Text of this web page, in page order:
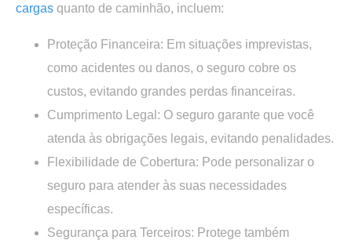
cargas quanto de caminhão, incluem:
Proteção Financeira: Em situações imprevistas,
como acidentes ou danos, o seguro cobre os
custos, evitando grandes perdas financeiras.
Cumprimento Legal: O seguro garante que você
atenda às obrigações legais, evitando penalidades.
Flexibilidade de Cobertura: Pode personalizar o
seguro para atender às suas necessidades
específicas.
Segurança para Terceiros: Protege também